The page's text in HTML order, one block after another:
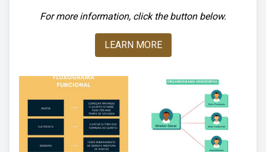
For more information, click the button below.
LEARN MORE